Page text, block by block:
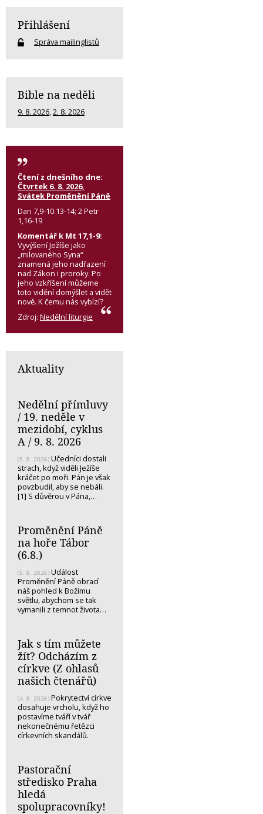
Přihlášení
Správa mailinglistů
Bible na neděli
9. 8. 2026 2. 8. 2026
Čtení z dnešního dne:
Čtvrtek 6. 8. 2026,
Svátek Proměnění Páně
Dan 7,9-10.13-14; 2 Petr
1,16-19
Komentář k Mt 17,1-9:
Vyvýšení Ježíše jako
„milovaného Syna“
znamená jeho nadřazení
nad Zákon i proroky. Po
jeho vzkříšení můžeme
toto vidění domýšlet a vidět
nově. K čemu nás vybízí?
Zdroj: Nedělní liturgie
Aktuality
Nedělní přímluvy
/ 19. neděle v
mezidobí, cyklus
A / 9. 8. 2026
(5. 8. 2026) Učedníci dostali
strach, když viděli Ježíše
kráčet po moři. Pán je však
povzbudil, aby se nebáli.
[1] S důvěrou v Pána,…
Proměnění Páně
na hoře Tábor
(6.8.)
(5. 8. 2026) Událost
Proměnění Páně obrací
náš pohled k Božímu
světlu, abychom se tak
vymanili z temnot života…
Jak s tím můžete
žít? Odcházím z
církve (Z ohlasů
našich čtenářů)
(4. 8. 2026) Pokrytectví církve
dosahuje vrcholu, když ho
postavíme tváří v tvář
nekonečnému řetězci
církevních skandálů.
Pastorační
středisko Praha
hledá
spolupracovníky!